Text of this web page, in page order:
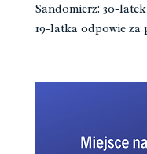
Sandomierz: 30-
19-latka odpowie za